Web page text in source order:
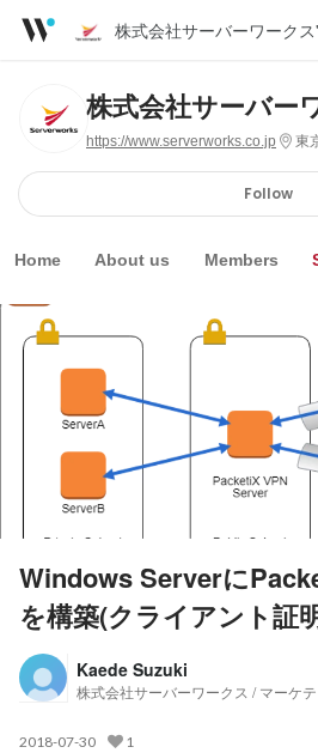
株式会社サーバーワーク
株式会社サーバー
https://www.serverworks.co.jp 東
Follow
Home About us Members
Windows Serverに
を構築(クライアント証
Kaede Suzuki
株式会社サーバーワークス / マーケ
2018-07-30 1